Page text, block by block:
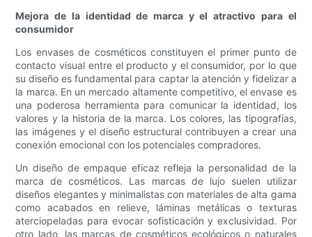
Mejora de la identidad de marca y el atractivo para el
consumidor
Los envases de cosméticos constituyen el primer punto de
contacto visual entre el producto y el consumidor, por lo que
su diseño es fundamental para captar la atención y fidelizar a
la marca. En un mercado altamente competitivo, el envase es
una poderosa herramienta para comunicar la identidad, los
valores y la historia de la marca. Los colores, las tipografías,
las imágenes y el diseño estructural contribuyen a crear una
conexión emocional con los potenciales compradores.
Un diseño de empaque eficaz refleja la personalidad de la
marca de cosméticos. Las marcas de lujo suelen utilizar
diseños elegantes y minimalistas con materiales de alta gama
como acabados en relieve, láminas metálicas o texturas
aterciopeladas para evocar sofisticación y exclusividad. Por
otro lado, las marcas de cosméticos ecológicos o naturales